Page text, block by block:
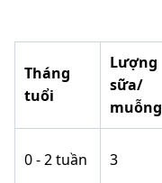
Tháng
tuổi
Lượng
sữa/
muỗng
0 - 2 tuần 3